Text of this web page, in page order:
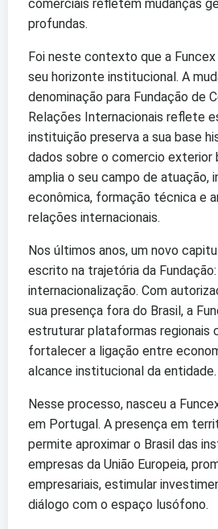
comerciais refletem mudanças
profundas.
Foi neste contexto que a Funcex
seu horizonte institucional. A
denominação para Fundação de
Relações Internacionais reflete
instituição preserva a sua base
dados sobre o comercio exterior
amplia o seu campo de atuação,
econômica, formação técnica e
relações internacionais.
Nos últimos anos, um novo
escrito na trajetória da
internacionalização. Com
sua presença fora do Brasil, a
estruturar plataformas regionais
fortalecer a ligação entre
alcance institucional da entidade.
Nesse processo, nasceu a
em Portugal. A presença em
permite aproximar o Brasil das
empresas da União Europeia,
empresariais, estimular
diálogo com o espaço lusófono.